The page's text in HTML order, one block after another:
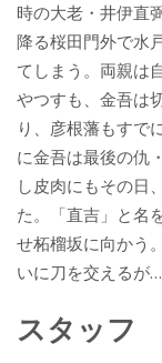
時の大老・井伊直
降る桜田門外で水
てしまう。両親は
やつすも、金吾は
り、彦根藩もすで
に金吾は最後の仇
し皮肉にもその日
た。「直吉」と名
せ柘榴坂に向かう
いに刀を交えるが
スタッフ